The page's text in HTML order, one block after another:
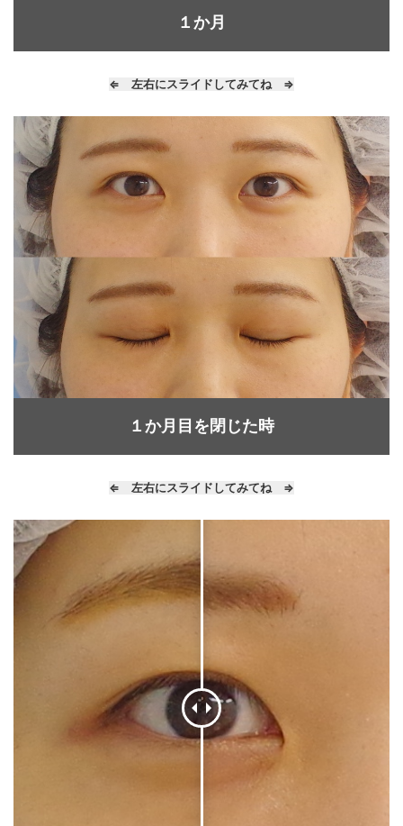
１か月
⇐ 左右にスライドしてみてね ⇒
１か月目を閉じた時
⇐ 左右にスライドしてみてね ⇒